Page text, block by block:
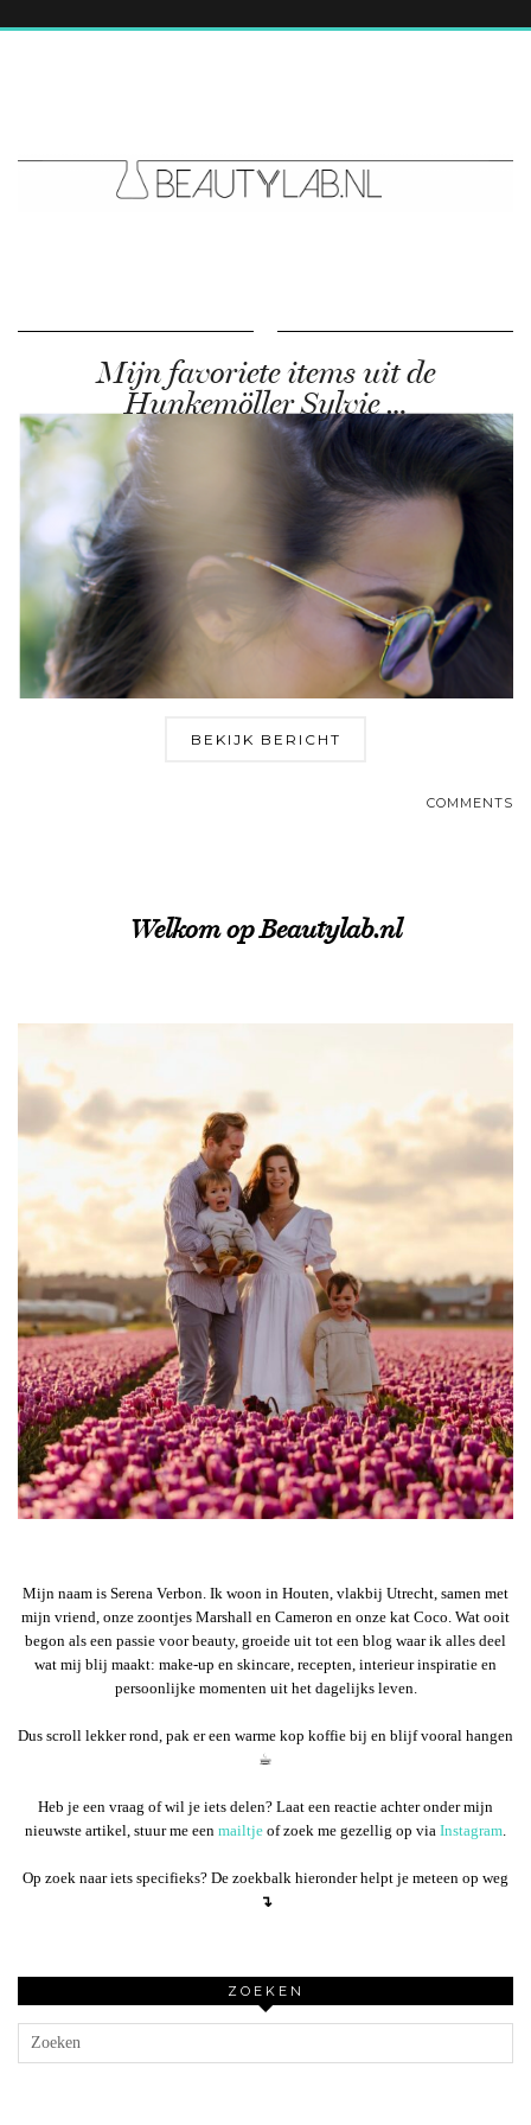
Mijn favoriete items uit de
Hunkemöller Sylvie …
BEKIJK BERICHT
COMMENTS
Welkom op Beautylab.nl
Mijn naam is Serena Verbon. Ik woon in Houten, vlakbij Utrecht, samen met
mijn vriend, onze zoontjes Marshall en Cameron en onze kat Coco. Wat ooit
begon als een passie voor beauty, groeide uit tot een blog waar ik alles deel
wat mij blij maakt: make-up en skincare, recepten, interieur inspiratie en
persoonlijke momenten uit het dagelijks leven.
Dus scroll lekker rond, pak er een warme kop koffie bij en blijf vooral hangen
☕︎
Heb je een vraag of wil je iets delen? Laat een reactie achter onder mijn
nieuwste artikel, stuur me een mailtje of zoek me gezellig op via Instagram
Op zoek naar iets specifieks? De zoekbalk hieronder helpt je meteen op weg
↴
ZOEKEN